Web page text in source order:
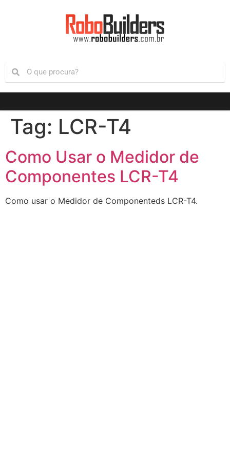
Tag: LCR-T4
Como Usar o Medidor de
Componentes LCR-T4
Como usar o Medidor de Componenteds LCR-T4.